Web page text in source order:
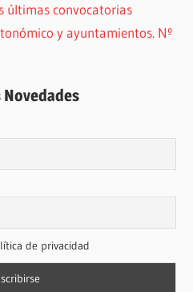
últimas convocatorias
y ayuntamientos. Nº
de privacidad